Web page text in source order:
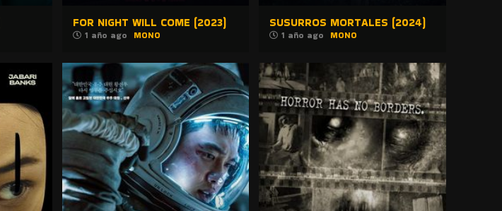
FOR NIGHT WILL COME (2023)
1 año ago MONO
SUSURROS MORTALES (2024)
1 año ago MONO